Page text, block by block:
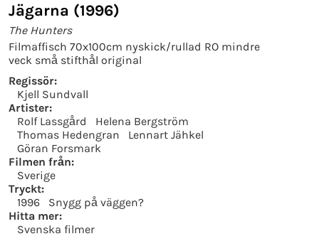
Jägarna (1996)
The Hunters
Filmaffisch 70x100cm nyskick/rullad RO mindre
veck små stifthål original
Regissör:
Kjell Sundvall
Artister:
Rolf Lassgård
Helena Bergström
Thomas Hedengran
Lennart Jähkel
Göran Forsmark
Filmen från:
Sverige
Tryckt:
1996
Snygg på väggen?
Hitta mer:
Svenska filmer